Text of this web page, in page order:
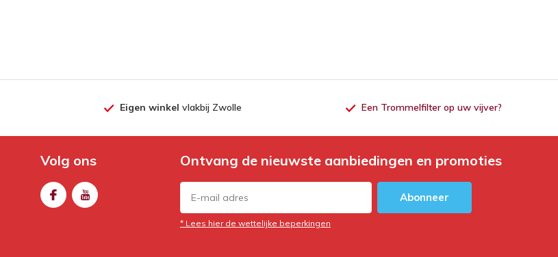
Eigen winkel vlakbij Zwolle Een Trommelfilter op uw vijver?
Volg ons Ontvang de nieuwste aanbiedingen en promoties
Abonneer
* Lees hier de wettelijke beperkingen